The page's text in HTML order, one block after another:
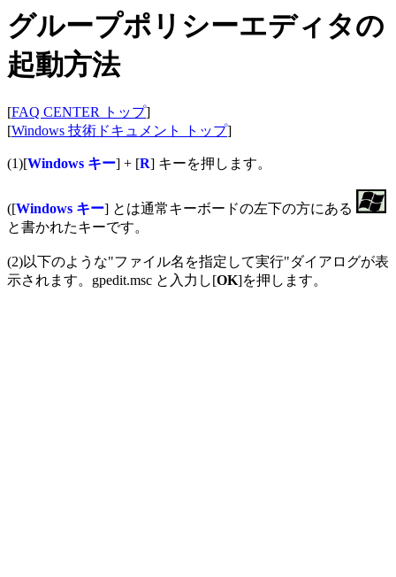
グループポリシーエディタの
起動方法
[FAQ CENTER トップ]
[Windows 技術ドキュメント トップ]
(1)[Windows キー] + [R] キーを押します。
([Windows キー] とは通常キーボードの左下の方にある
と書かれたキーです。
(2)以下のような"ファイル名を指定して実行"ダイアログが表
示されます。gpedit.msc と入力し[OK]を押します。